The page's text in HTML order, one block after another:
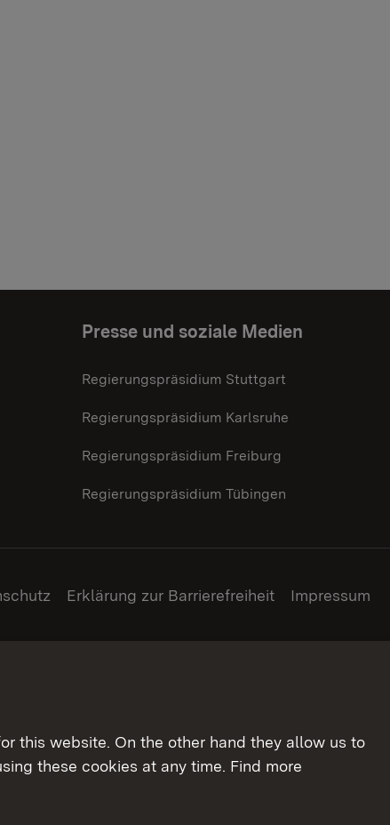
Presse und soziale Medien
Regierungspräsidium Stuttgart
Regierungspräsidium Karlsruhe
Regierungspräsidium Freiburg
Regierungspräsidium Tübingen
Erklärung zur Barrierefreiheit Impressum
this website. On the other hand they allow us to
these cookies at any time. Find more